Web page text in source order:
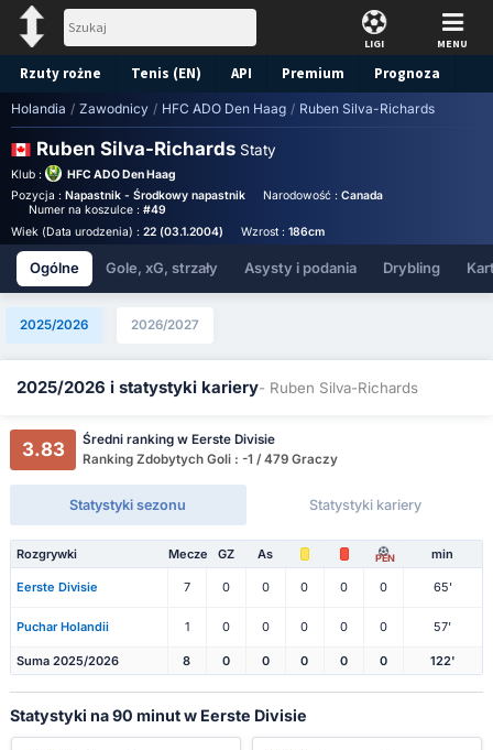
LIGI MENU
Rzuty rożne Tenis (EN) API Premium Prognoza
Holandia / Zawodnicy / HFC ADO Den Haag / Ruben Silva-Richards
Ruben Silva-Richards Staty
Klub :
HFC ADO Den Haag
Pozycja : Napastnik - Środkowy napastnik Narodowość : Canada
Numer na koszulce : #49
Wiek (Data urodzenia) : 22 (03.1.2004) Wzrost : 186cm
Ogólne Gole, xG, strzały Asysty i podania Drybling
2025/2026 2026/2027
2025/2026 i statystyki kariery- Ruben Silva-Richards
3.83
Średni ranking w Eerste Divisie
Ranking Zdobytych Goli : -1 / 479 Graczy
Statystyki sezonu Statystyki kariery
Rozgrywki Mecze GZ As PEN min
Eerste Divisie 7 0 0 0 0 0 65'
Puchar Holandii 1 0 0 0 0 0 57'
Suma 2025/2026 8 0 0 0 0 0 122'
Statystyki na 90 minut w Eerste Divisie